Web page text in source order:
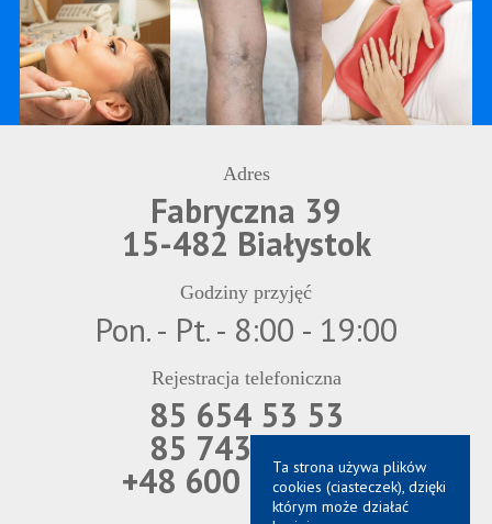
Adres
Fabryczna 39
15-482 Białystok
Godziny przyjęć
Pon. - Pt. - 8:00 - 19:00
Rejestracja telefoniczna
85 654 53 53
85 743 69 21
+48 600 850 566
Ta strona używa plików
cookies (ciasteczek), dzięki
którym może działać